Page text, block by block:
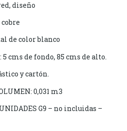
diseño
de color blanco
5 cms de fondo, 85 cms de alto.
y cartón.
0,031 m3
G9 – no incluidas –